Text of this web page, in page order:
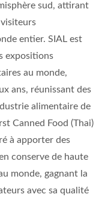
sud, attirant
entier. SIAL est
expositions
au monde,
ans, réunissant des
alimentaire de
Canned Food (Thai)
à apporter des
conserve de haute
monde, gagnant la
avec sa qualité